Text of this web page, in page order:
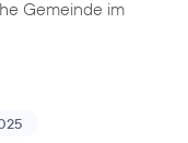
Gemeinde im